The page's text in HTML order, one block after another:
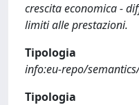
crescita economica -
limiti alle prestazioni.
Tipologia
info:eu-repo/
Tipologia